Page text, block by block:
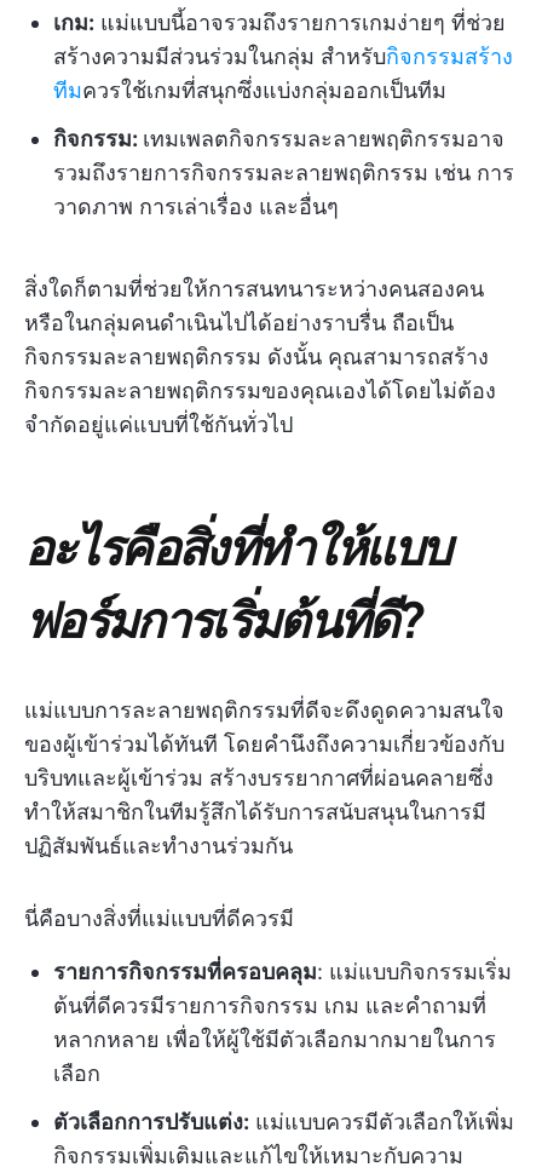
เกม: แม่แบบนี้อาจรวมถึงรายการเกมง่ายๆ ที่ช่วย
สร้างความมีส่วนร่วมในกลุ่ม สำหรับกิจกรรมสร้าง
ทีมควรใช้เกมที่สนุกซึ่งแบ่งกลุ่มออกเป็นทีม
กิจกรรม: เทมเพลตกิจกรรมละลายพฤติกรรมอาจ
รวมถึงรายการกิจกรรมละลายพฤติกรรม เช่น การ
วาดภาพ การเล่าเรื่อง และอื่นๆ
สิ่งใดก็ตามที่ช่วยให้การสนทนาระหว่างคนสองคน
หรือในกลุ่มคนดำเนินไปได้อย่างราบรื่น ถือเป็น
กิจกรรมละลายพฤติกรรม ดังนั้น คุณสามารถสร้าง
กิจกรรมละลายพฤติกรรมของคุณเองได้โดยไม่ต้อง
จำกัดอยู่แค่แบบที่ใช้กันทั่วไป
อะไรคือสิ่งที่ทำให้แบบ
ฟอร์มการเริ่มต้นที่ดี?
แม่แบบการละลายพฤติกรรมที่ดีจะดึงดูดความสนใจ
ของผู้เข้าร่วมได้ทันที โดยคำนึงถึงความเกี่ยวข้องกับ
บริบทและผู้เข้าร่วม สร้างบรรยากาศที่ผ่อนคลายซึ่ง
ทำให้สมาชิกในทีมรู้สึกได้รับการสนับสนุนในการมี
ปฏิสัมพันธ์และทำงานร่วมกัน
นี่คือบางสิ่งที่แม่แบบที่ดีควรมี
รายการกิจกรรมที่ครอบคลุม: แม่แบบกิจกรรมเริ่ม
ต้นที่ดีควรมีรายการกิจกรรม เกม และคำถามที่
หลากหลาย เพื่อให้ผู้ใช้มีตัวเลือกมากมายในการ
เลือก
ตัวเลือกการปรับแต่ง: แม่แบบควรมีตัวเลือกให้เพิ่ม
กิจกรรมเพิ่มเติมและแก้ไขให้เหมาะกับความ